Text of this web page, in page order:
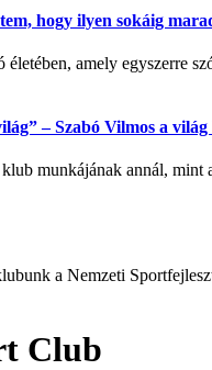
hogy ilyen sokáig
amely egyszerre
– Szabó Vilmos a
munkájának annál,
a Nemzeti
Club